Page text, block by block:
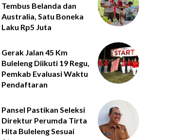
Tembus Belanda dan
Australia, Satu Boneka
Laku Rp5 Juta
Gerak Jalan 45 Km
Buleleng Diikuti 19 Regu,
Pemkab Evaluasi Waktu
Pendaftaran
Pansel Pastikan Seleksi
Direktur Perumda Tirta
Hita Buleleng Sesuai